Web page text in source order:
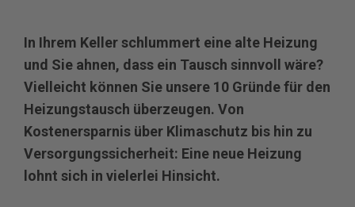
In Ihrem Keller schlummert eine alte Heizung
und Sie ahnen, dass ein Tausch sinnvoll wäre?
Vielleicht können Sie unsere 10 Gründe für den
Heizungstausch überzeugen. Von
Kostenersparnis über Klimaschutz bis hin zu
Versorgungssicherheit: Eine neue Heizung
lohnt sich in vielerlei Hinsicht.